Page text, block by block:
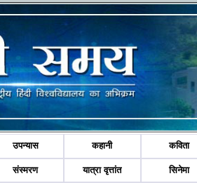
उपन्यास कहानी कविता
संस्मरण यात्रा वृत्तांत सिनेमा